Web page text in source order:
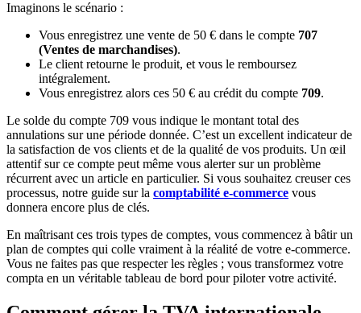
Imaginons le scénario :
Vous enregistrez une vente de 50 € dans le compte 707
(Ventes de marchandises).
Le client retourne le produit, et vous le remboursez
intégralement.
Vous enregistrez alors ces 50 € au crédit du compte 709.
Le solde du compte 709 vous indique le montant total des
annulations sur une période donnée. C’est un excellent indicateur de
la satisfaction de vos clients et de la qualité de vos produits. Un œil
attentif sur ce compte peut même vous alerter sur un problème
récurrent avec un article en particulier. Si vous souhaitez creuser ces
processus, notre guide sur la comptabilité e-commerce vous
donnera encore plus de clés.
En maîtrisant ces trois types de comptes, vous commencez à bâtir un
plan de comptes qui colle vraiment à la réalité de votre e-commerce.
Vous ne faites pas que respecter les règles ; vous transformez votre
compta en un véritable tableau de bord pour piloter votre activité.